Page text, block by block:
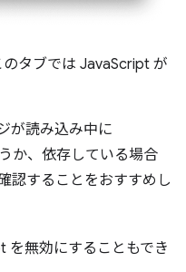
タブでは JavaScript が
が読み込み中に
か、依存している場合
認することをおすすめし
を無効にすることもでき